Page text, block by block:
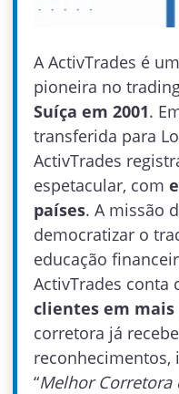
A ActivTrades é
pioneira no
Suíça em 2001.
transferida para
ActivTrades
espetacular, com
países. A missão
democratizar o
educação
ActivTrades conta
clientes em mais
corretora já
“Melhor Corretora